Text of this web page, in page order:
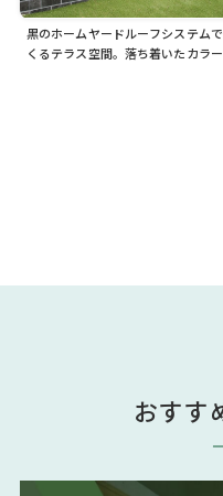
黒のホームヤードルーフシステム
くるテラス空間。落ち着いたカラ
おすす